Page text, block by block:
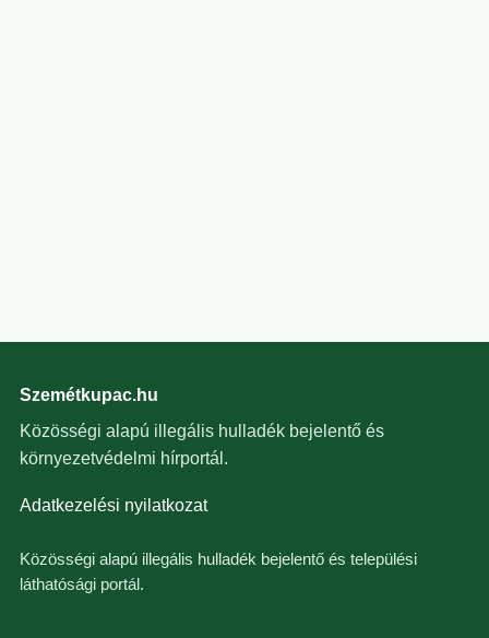
Szemétkupac.hu
Közösségi alapú illegális hulladék bejelentő és
környezetvédelmi hírportál.
Adatkezelési nyilatkozat
Közösségi alapú illegális hulladék bejelentő és települési
láthatósági portál.